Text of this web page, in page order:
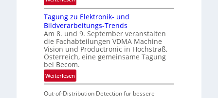
g
l
i
c
h
k
e
i
t
e
h
d
e
r
i
n
V
I
S
I
G
u
i
d
e
d
T
o
u
r
Tagung zu Elektronik- und
Bildverarbeitungs-Trends
Am 8. und 9. September veranstalten
die Fachabteilungen VDMA Machine
Vision und Productronic in Hochstraß,
Österreich, eine gemeinsame Tagung
bei Becom.
Weiterlesen:
T
a
Out-of-Distribution Detection für bessere